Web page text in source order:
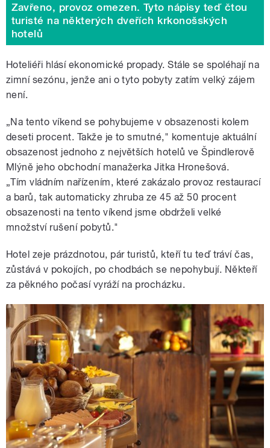
Zavřeno, provoz omezen. Tyto nápisy teď čtou
turisté na některých dveřích krkonošských
hotelů
Hoteliéři hlásí ekonomické propady. Stále se spoléhají na
zimní sezónu, jenže ani o tyto pobyty zatím velký zájem
není.
„Na tento víkend se pohybujeme v obsazenosti kolem
deseti procent. Takže je to smutné," komentuje aktuální
obsazenost jednoho z největších hotelů ve Špindlerově
Mlýně jeho obchodní manažerka Jitka Hronešová.
„Tím vládním nařízením, které zakázalo provoz restaurací
a barů, tak automaticky zhruba ze 45 až 50 procent
obsazenosti na tento víkend jsme obdrželi velké
množství rušení pobytů."
Hotel zeje prázdnotou, pár turistů, kteří tu teď tráví čas,
zůstává v pokojích, po chodbách se nepohybují. Někteří
za pěkného počasí vyráží na procházku.